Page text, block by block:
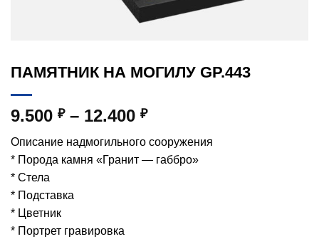
ПАМЯТНИК НА МОГИЛУ GP.443
9.500 ₽ – 12.400 ₽Диапазон
9.500 ₽
–
Описание надмогильного сооружения
* Порода камня «Гранит — габбро»
* Стела
* Подставка
* Цветник
* Портрет гравировка